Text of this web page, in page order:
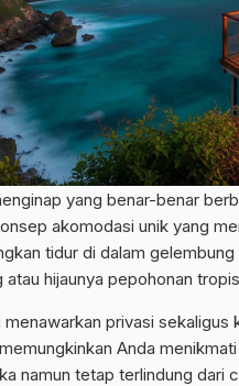
yang benar-benar
akomodasi unik yang
tidur di dalam
hijaunya pepohonan
privasi
Anda
namun tetap terlindung dari